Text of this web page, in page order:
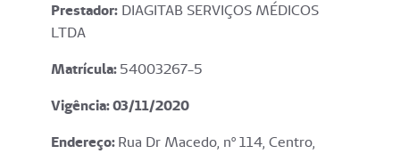
Prestador: DIAGITAB SERVIÇOS MÉDICOS
LTDA
Matrícula:54003267-5
Vigência: 03/11/2020
Endereço:Rua Dr Macedo, nº 114, Centro,